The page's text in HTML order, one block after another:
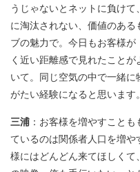
うじゃないとネットに負け
に淘汰されない、価値のあ
ブの魅力で。今日もお客様
く近い距離感で見れたこと
いて。同じ空気の中で一緒
がたい経験になると思います。
三浦 ：お客様を増やすこと
ているのは関係者人口を増
様にはどんどん来てほしく